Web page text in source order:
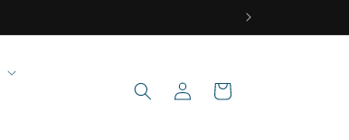
Inloggen
Winkelwagen